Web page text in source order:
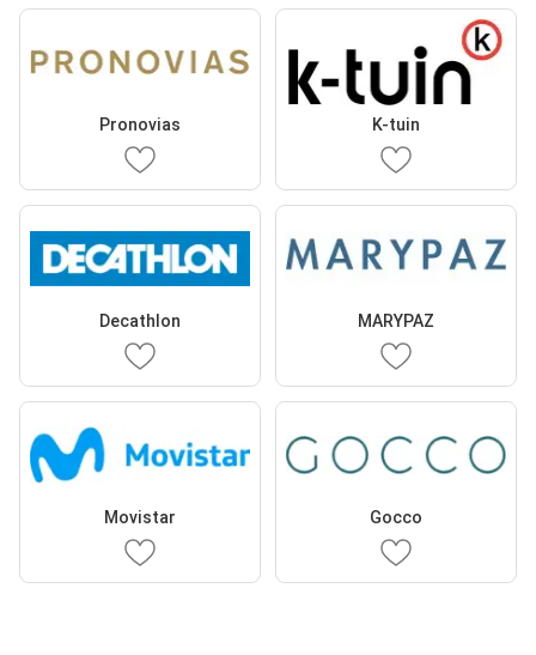
Pronovias K-tuin
Decathlon MARYPAZ
Movistar Gocco